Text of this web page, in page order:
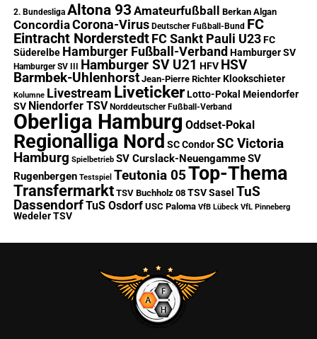
2. Bundesliga Altona 93 Amateurfußball Berkan Algan
ConcordiaCorona-Virus Deutscher Fußball-Bund FC
Eintracht Norderstedt FC Sankt Pauli U23 FC
Süderelbe Hamburger Fußball-Verband Hamburger SV
Hamburger SV III Hamburger SV U21 HFV HSV
Barmbek-Uhlenhorst Jean-Pierre Richter Klookschieter
Kolumne Livestream Liveticker Lotto-Pokal Meiendorfer
SV Niendorfer TSV Norddeutscher Fußball-Verband
Oberliga Hamburg Oddset-Pokal
Regionalliga Nord SC Condor SC Victoria
Hamburg Spielbetrieb SV Curslack-NeuengammeSV
Rugenbergen Testspiel Teutonia 05Top-Thema
Transfermarkt TSV Buchholz 08 TSV Sasel TuS
DassendorfTuS Osdorf USC Paloma VfB Lübeck VfL Pinneberg
Wedeler TSV